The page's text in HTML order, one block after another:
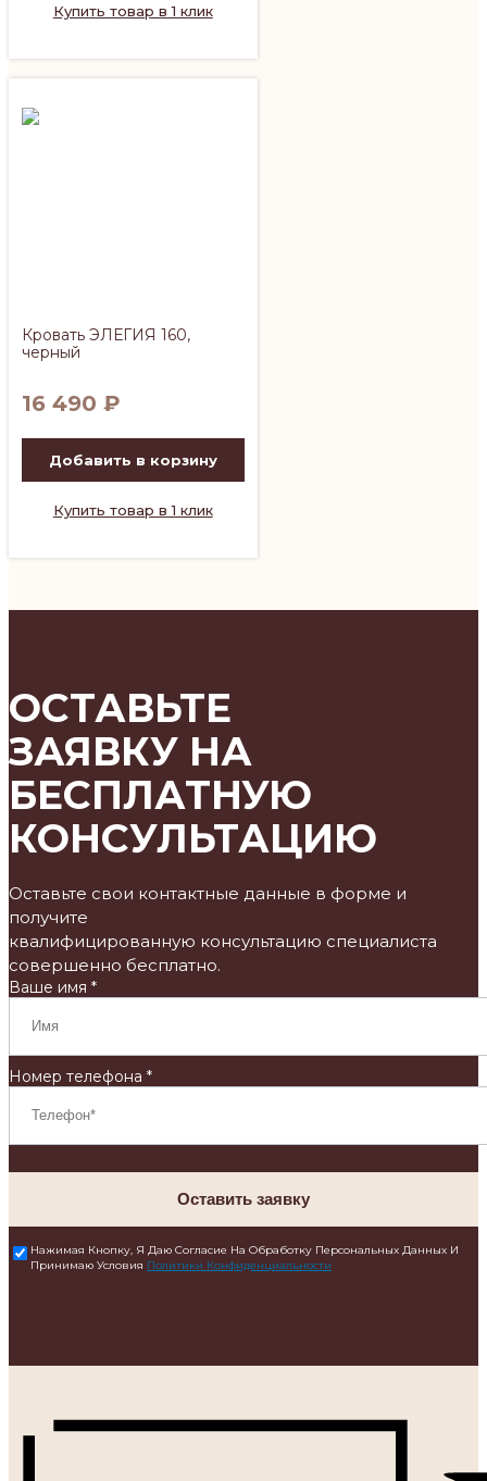
Купить товар в 1 клик
Кровать ЭЛЕГИЯ 160,
черный
16 490 ₽
Добавить в корзину
Купить товар в 1 клик
ОСТАВЬТЕ
ЗАЯВКУ НА
БЕСПЛАТНУЮ
КОНСУЛЬТАЦИЮ
Оставьте свои контактные данные в форме и
получите
квалифицированную консультацию специалиста
совершенно бесплатно.
Ваше имя *
Номер телефона *
Оставить заявку
Нажимая Кнопку, Я Даю Согласие На Обработку Персональных Данных И
Принимаю Условия Политики Конфиденциальности